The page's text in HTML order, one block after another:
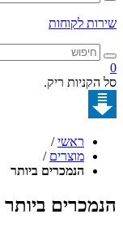
שירות לקוחות
0
סל הקניות ריק.
ראשי /
מוצרים /
הנמכרים ביותר
הנמכרים ביותר